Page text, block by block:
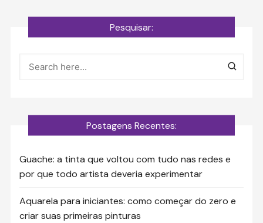
Pesquisar:
Postagens Recentes:
Guache: a tinta que voltou com tudo nas redes e
por que todo artista deveria experimentar
Aquarela para iniciantes: como começar do zero e
criar suas primeiras pinturas